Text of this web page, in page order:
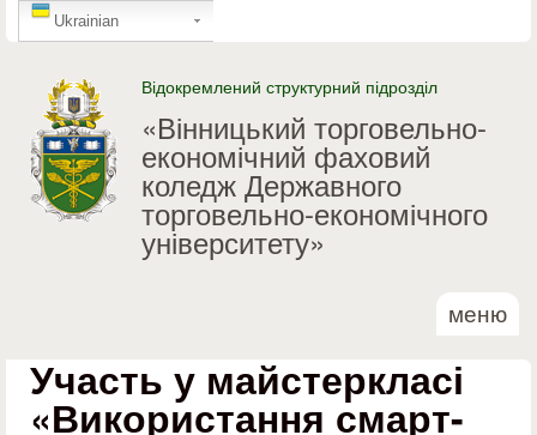
Перейти до основного
GTranslate
Ukrainian
Відокремлений структурний підрозділ
«Вінницький торговельно-
економічний фаховий
коледж Державного
торговельно-економічного
університету»
меню
Участь у майстеркласі
«Використання смарт-